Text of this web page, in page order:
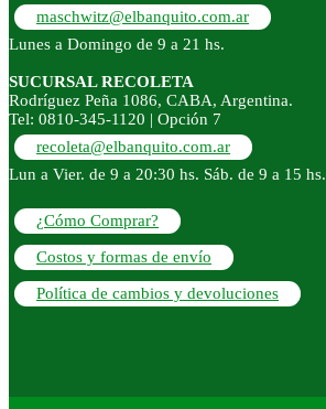
maschwitz@elbanquito.com.ar
Lunes a Domingo de 9 a 21 hs.
SUCURSAL RECOLETA
Rodríguez Peña 1086, CABA, Argentina.
Tel: 0810-345-1120 | Opción 7
recoleta@elbanquito.com.ar
Lun a Vier. de 9 a 20:30 hs. Sáb. de 9 a 15 hs.
¿Cómo Comprar?
Costos y formas de envío
Política de cambios y devoluciones